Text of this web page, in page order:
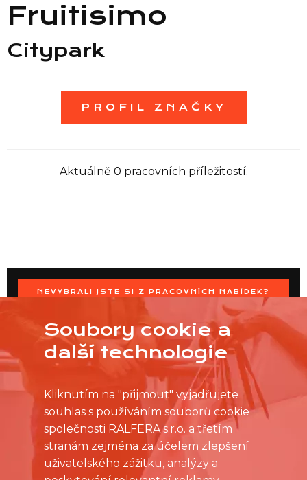
Fruitisimo
Citypark
PROFIL ZNAČKY
Aktuálně 0 pracovních příležitostí.
NEVYBRALI JSTE SI Z PRACOVNÍCH NABÍDEK?
OSLOVTE PRODEJNU PŘÍMO S VAŠIMI ČASOVÝMI
MOŽNOSTMI
Soubory cookie a
další technologie
Kliknutím na "přijmout" vyjadřujete
souhlas s používáním souborů cookie
společnosti RALFERA s.r.o. a třetím
stranám zejména za účelem zlepšení
uživatelského zážitku, analýzy a